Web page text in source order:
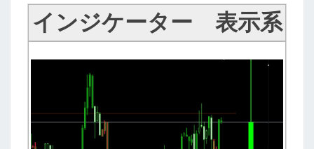
インジケーター 表示系